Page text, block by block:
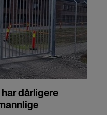
dårligere